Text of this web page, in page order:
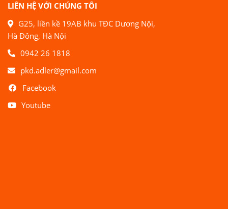
LIÊN HỆ VỚI CHÚNG TÔI
G25, liền kề 19AB khu TĐC Dương Nội,
Hà Đông, Hà Nội
0942 26 1818
pkd.adler@gmail.com
Facebook
Youtube